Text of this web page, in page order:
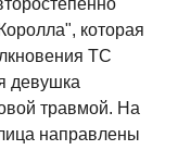
которая
ТС
девушка
травмой. На
направлены